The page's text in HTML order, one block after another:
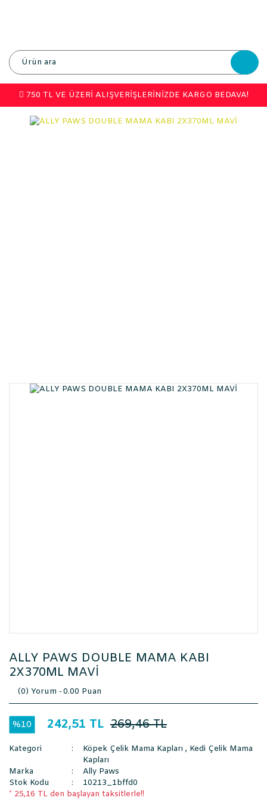
750 TL VE ÜZERİ ALIŞVERİŞLERİNİZDE KARGO BEDAVA!
ALLY PAWS DOUBLE MAMA KABI
2X370ML MAVİ
(0) Yorum -0.00 Puan
%10 242,51 TL 269,46 TL
Kategori Köpek Çelik Mama Kapları , Kedi Çelik Mama
Kapları
Marka
Ally Paws
Stok Kodu
10213_1bffd0
* 25,16 TL den başlayan taksitlerle!!